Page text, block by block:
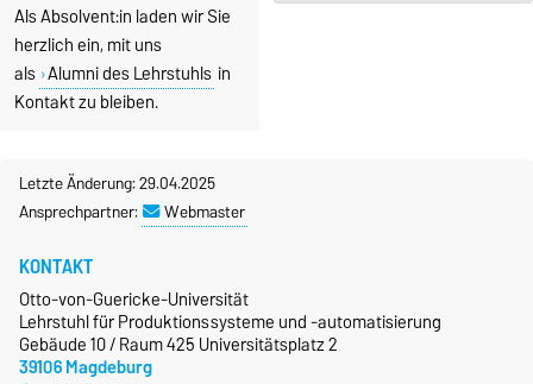
Als Absolvent:in laden wir Sie
herzlich ein, mit uns
als Alumni des Lehrstuhls in
Kontakt zu bleiben.
Letzte Änderung: 29.04.2025
Ansprechpartner:
Webmaster
KONTAKT
Otto-von-Guericke-Universität
Lehrstuhl für Produktionssysteme und -automatisierung
Gebäude 10 / Raum 425 Universitätsplatz 2
39106 Magdeburg